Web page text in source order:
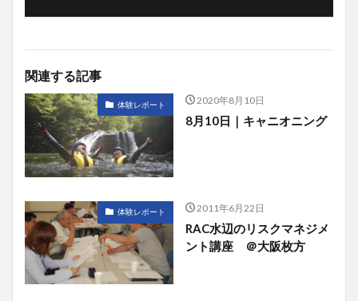
関連する記事
体験レポート 2020年8月10日
8月10日｜キャニオニング
体験レポート 2011年6月22日
RAC水辺のリスクマネジメ
ント講座 ＠大阪枚方